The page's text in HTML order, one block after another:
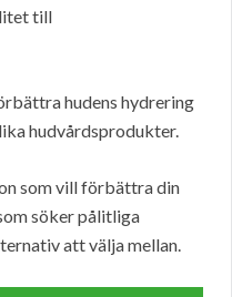
till
hudens hydrering
hudvårdsprodukter.
som vill förbättra din
söker pålitliga
att välja mellan.